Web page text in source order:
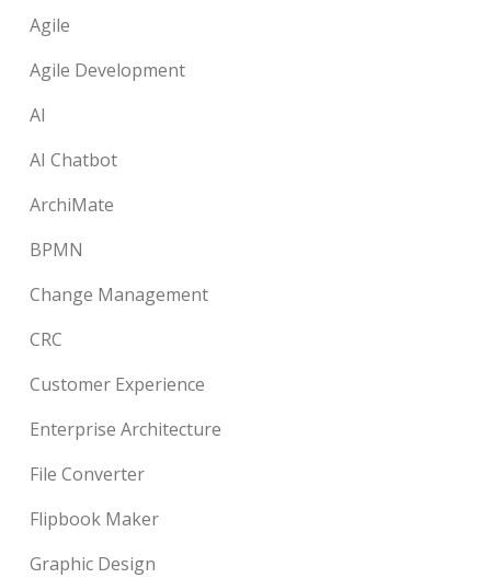
Agile
Agile Development
AI
AI Chatbot
ArchiMate
BPMN
Change Management
CRC
Customer Experience
Enterprise Architecture
File Converter
Flipbook Maker
Graphic Design